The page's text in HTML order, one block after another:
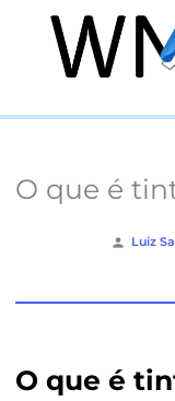
conteúdo
O que é
Luiz
O que é